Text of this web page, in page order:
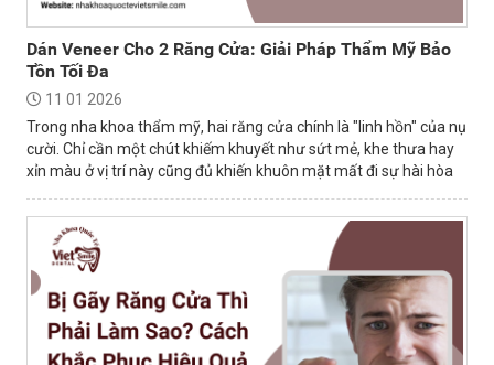
Dán Veneer Cho 2 Răng Cửa: Giải Pháp Thẩm Mỹ Bảo
Tồn Tối Đa
11 01 2026
Trong nha khoa thẩm mỹ, hai răng cửa chính là "linh hồn" của nụ
cười. Chỉ cần một chút khiếm khuyết như sứt mẻ, khe thưa hay
xỉn màu ở vị trí này cũng đủ khiến khuôn mặt mất đi sự hài hòa